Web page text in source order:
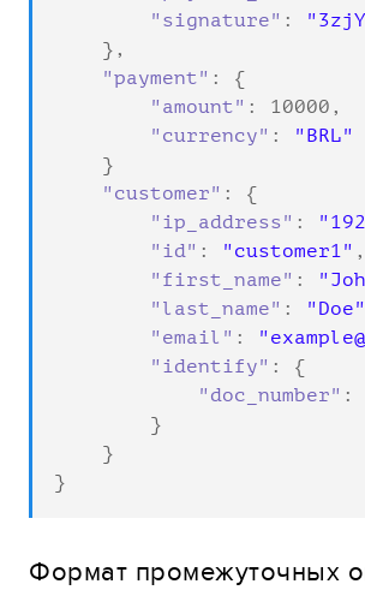
"signature" :
    },
"payment" : {
"amount" : 10000 ,
"currency" :
"BRL"
    }
"customer" : {
"ip_address" :
"id" : "customer1" ,
"first_name" :
"last_name" : "Doe"
"email" :
"identify" : {
"doc_number" :
        }
    }
}
Формат промежуточных